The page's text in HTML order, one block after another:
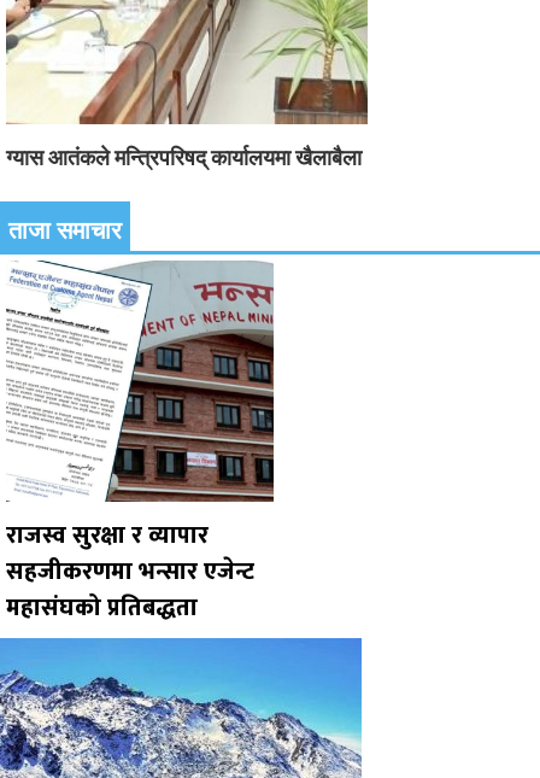
ग्यास आतंकले मन्त्रिपरिषद् कार्यालयमा खैलाबैला
ताजा समाचार
राजस्व सुरक्षा र व्यापार
सहजीकरणमा भन्सार एजेन्ट
महासंघको प्रतिबद्धता